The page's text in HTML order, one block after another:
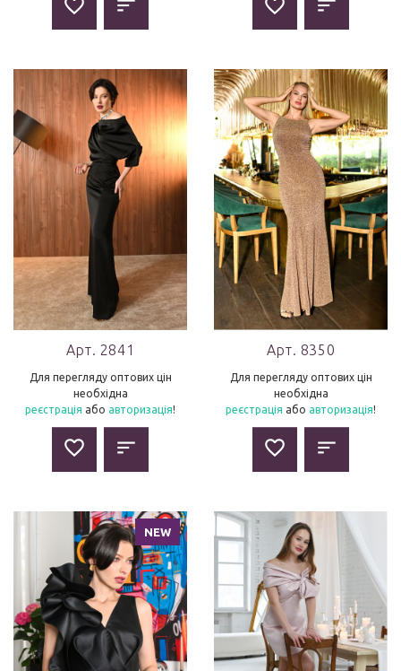
Арт. 2841
Для перегляду оптових цін
необхідна
реєстрація або авторизація!
Арт. 8350
Для перегляду оптових цін
необхідна
реєстрація або авторизація!
NEW